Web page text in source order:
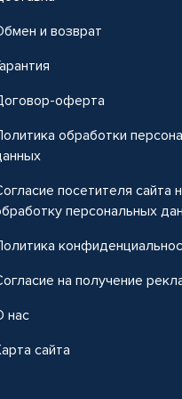
и возврат
оферта
обработки
посетителя сайта
персональных
на получение
нас
сайта